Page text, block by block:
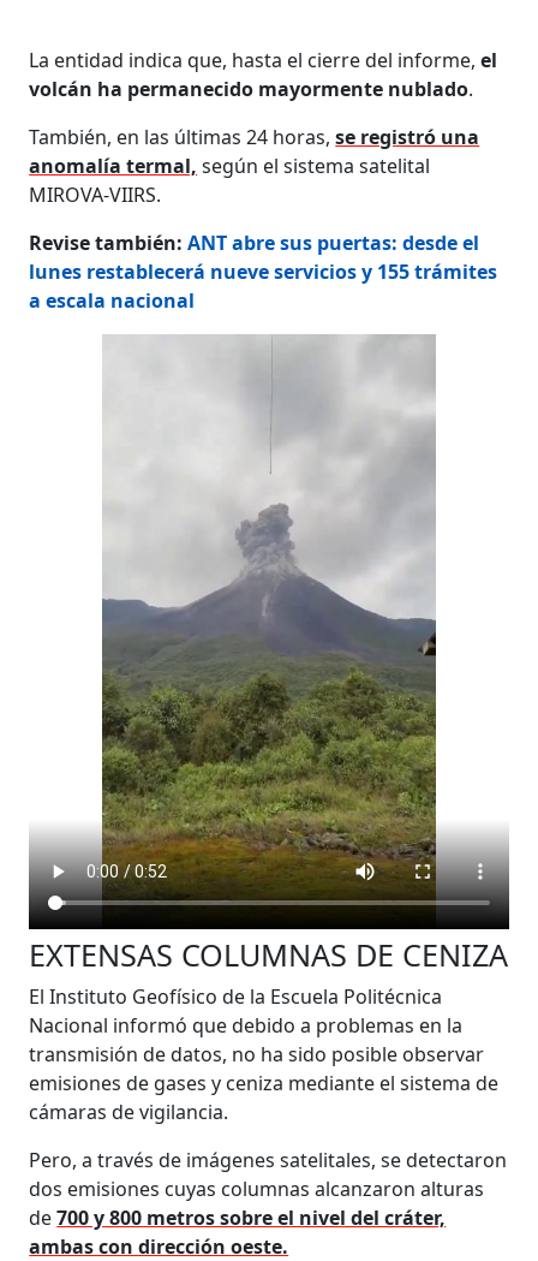
La entidad indica que, hasta el cierre del informe,el
volcán ha permanecido mayormente nublado.
También, en las últimas 24 horas,se registró una
anomalía termal, según el sistema satelital
MIROVA-VIIRS.
Revise también:ANT abre sus puertas: desde el
lunes restablecerá nueve servicios y 155 trámites
a escala nacional
EXTENSAS COLUMNAS DE CENIZA
El Instituto Geofísico de la Escuela Politécnica
Nacional informó que debido a problemas en la
transmisión de datos, no ha sido posible observar
emisiones de gases y ceniza mediante el sistema de
cámaras de vigilancia.
Pero, a través de imágenes satelitales, se detectaron
dos emisiones cuyas columnas alcanzaron alturas
de700 y 800 metros sobre el nivel del cráter,
ambas con dirección oeste.